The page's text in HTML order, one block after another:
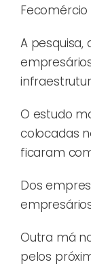
A
O estudo
colocadas
ficaram
Dos
Outra má
pelos